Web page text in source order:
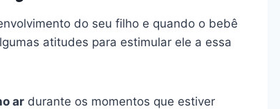
do seu filho e quando o bebê
atitudes para estimular ele a essa
ar durante os momentos que estiver